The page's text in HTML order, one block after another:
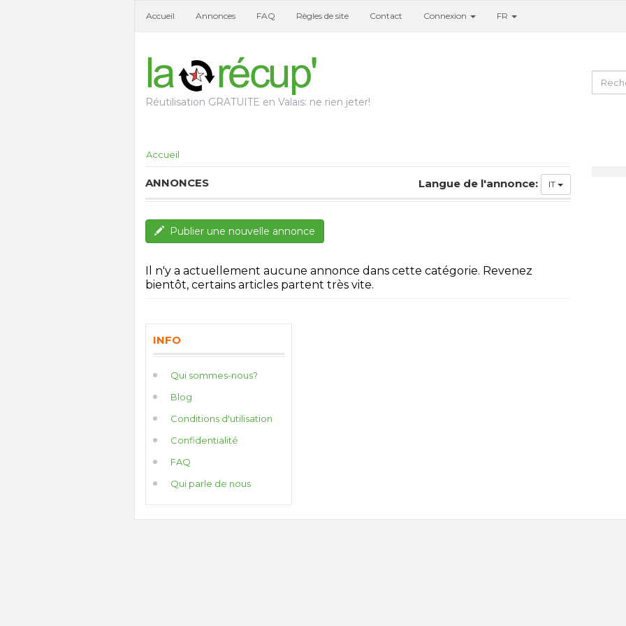
Accueil Annonces FAQ Règles de site Contact Connexion FR
Réutilisation GRATUITE en Valais: ne rien jeter!
Accueil
ANNONCES Langue de l'annonce: IT
Publier une nouvelle annonce
Il n'y a actuellement aucune annonce dans cette catégorie. Revenez
bientôt, certains articles partent très vite.
INFO
Qui sommes-nous?
Blog
Conditions d'utilisation
Confidentialité
FAQ
Qui parle de nous